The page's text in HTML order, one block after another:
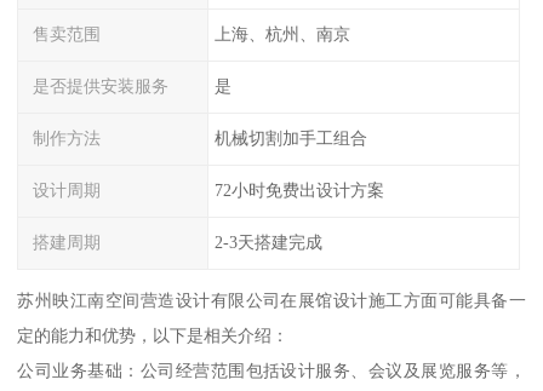
售卖范围 上海、杭州、南京
是否提供安装服务 是
制作方法 机械切割加手工组合
设计周期 72小时免费出设计方案
搭建周期 2-3天搭建完成
苏州映江南空间营造设计有限公司在展馆设计施工方面可能具备一
定的能力和优势，以下是相关介绍：
公司业务基础：公司经营范围包括设计服务、会议及展览服务等，